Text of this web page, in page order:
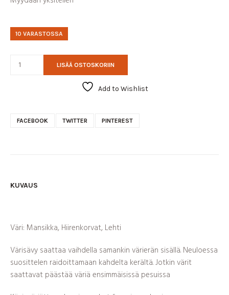
10 VARASTOSSA
LISÄÄ OSTOSKORIIN
Add to Wishlist
FACEBOOK TWITTER PINTEREST
KUVAUS
Väri: Mansikka, Hiirenkorvat, Lehti
Värisävy saattaa vaihdella samankin värierän sisällä. Neuloessa
suosittelen raidoittamaan kahdelta kerältä. Jotkin värit
saattavat päästää väriä ensimmäisissä pesuissa